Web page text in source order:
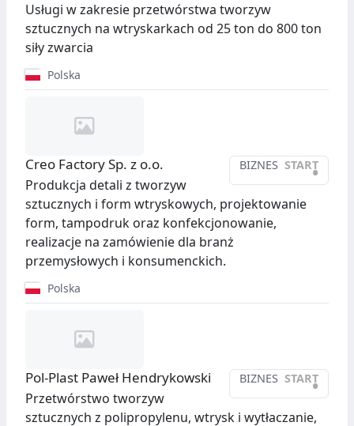
Usługi w zakresie przetwórstwa tworzyw
sztucznych na wtryskarkach od 25 ton do 800 ton
siły zwarcia
Polska
BIZNES START
•
Creo Factory Sp. z o.o.
Produkcja detali z tworzyw
sztucznych i form wtryskowych, projektowanie
form, tampodruk oraz konfekcjonowanie,
realizacje na zamówienie dla branż
przemysłowych i konsumenckich.
Polska
BIZNES START
•
Pol-Plast Paweł Hendrykowski
Przetwórstwo tworzyw
sztucznych z polipropylenu, wtrysk i wytłaczanie,